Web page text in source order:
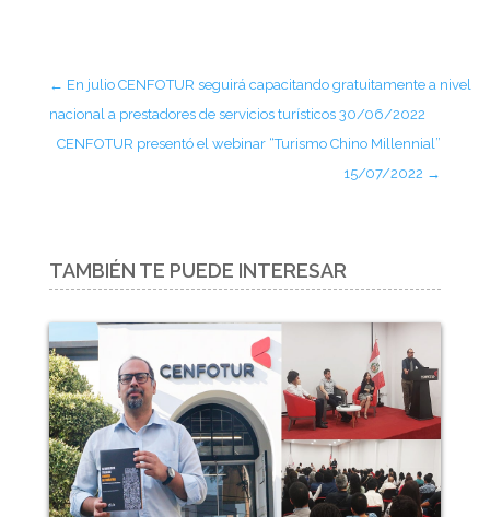
← En julio CENFOTUR seguirá capacitando gratuitamente a nivel
nacional a prestadores de servicios turísticos 30/06/2022
CENFOTUR presentó el webinar “Turismo Chino Millennial”
15/07/2022 →
TAMBIÉN TE PUEDE INTERESAR